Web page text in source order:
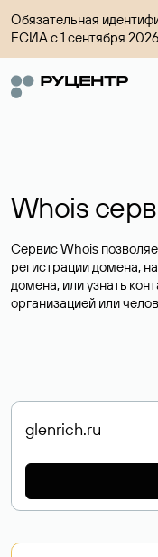
Обязательная
ЕСИА с 1 сентября 2026
Whois
Сервис Whois
регистрации домена,
домена, или узнать
организацией или